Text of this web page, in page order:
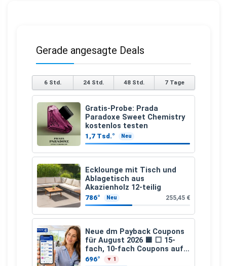
Gerade angesagte Deals
6 Std. 24 Std. 48 Std. 7 Tage
Gratis-Probe: Prada
Paradoxe Sweet Chemistry
kostenlos testen
1,7 Tsd.° Neu
Ecklounge mit Tisch und
Ablagetisch aus
Akazienholz 12-teilig
786° Neu 255,45 €
Neue dm Payback Coupons
für August 2026 🟦 ⬜ 15-
fach, 10-fach Coupons auf
den gesamten Einkauf ab 2
696° ▼ 1